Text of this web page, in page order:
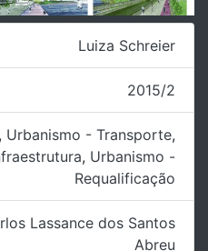
Luiza Schreier
2015/2
, Urbanismo - Transporte,
, Urbanismo -
Requalificação
Lassance dos Santos
Abreu